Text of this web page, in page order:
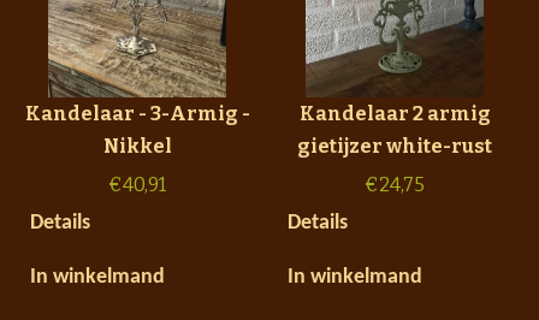
Kandelaar - 3-Armig -
Nikkel
€40,91
Details
In winkelmand
Kandelaar 2 armig
gietijzer white-rust
€24,75
Details
In winkelmand